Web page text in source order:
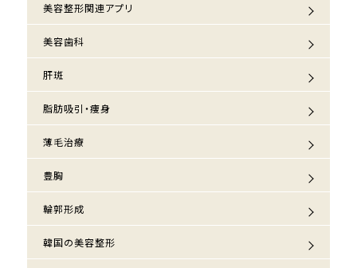
美容整形関連アプリ
美容歯科
肝斑
脂肪吸引・痩身
薄毛治療
豊胸
輪郭形成
韓国の美容整形